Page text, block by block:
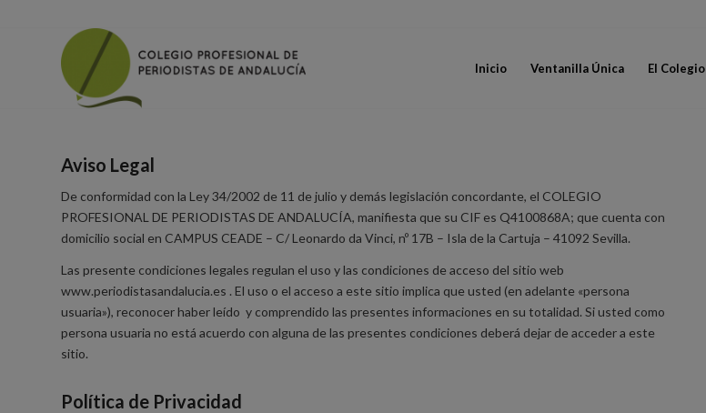
Inicio Ventanilla Única El Colegio
Aviso Legal
De conformidad con la Ley 34/2002 de 11 de julio y demás legislación concordante, el COLEGIO
PROFESIONAL DE PERIODISTAS DE ANDALUCÍA, manifiesta que su CIF es Q4100868A; que cuenta con
domicilio social en CAMPUS CEADE – C/ Leonardo da Vinci, nº 17B – Isla de la Cartuja – 41092 Sevilla.
Las presente condiciones legales regulan el uso y las condiciones de acceso del sitio web
www.periodistasandalucia.es . El uso o el acceso a este sitio implica que usted (en adelante «persona
usuaria»), reconocer haber leído y comprendido las presentes informaciones en su totalidad. Si usted como
persona usuaria no está acuerdo con alguna de las presentes condiciones deberá dejar de acceder a este
sitio.
Política de Privacidad